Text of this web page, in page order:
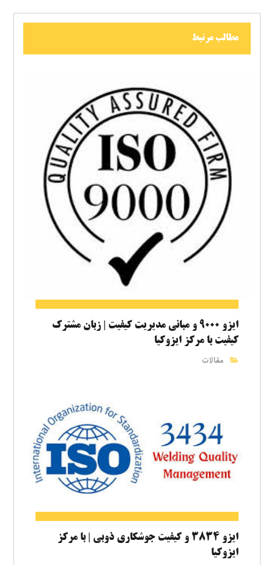
مطالب مرتبط
ایزو ۹۰۰۰ و مبانی مدیریت کیفیت | زبان مشترک
کیفیت با مرکز ایزوکیا
مقالات
ایزو ۳۸۳۴ و کیفیت جوشکاری ذوبی | با مرکز
ایزوکیا